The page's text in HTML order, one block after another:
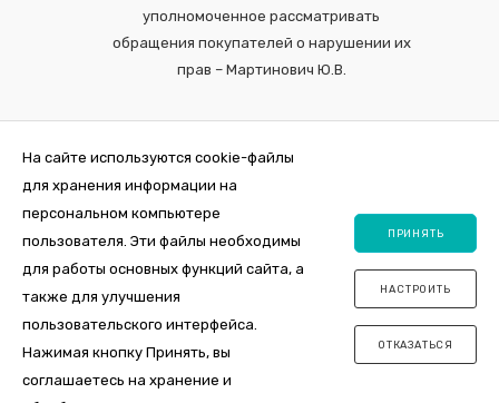
уполномоченное рассматривать
обращения покупателей о нарушении их
прав – Мартинович Ю.В.
2026 © Интернет-магазин VDOM.by Регистрация в торговом реестре
№464356 от 31 октября 2019. ООО "ПосудаЛэнд", юр.адрес 220012,
Республика Беларусь, г. Минск , ул. Толбухина, 2а, пом. 7, оф. пом. 26.
Свидетельство о государственной регистрации 0144163 от 11.10.2017,
УНП 192981385, Мингорисполком.
На сайте используются cookie-файлы
для хранения информации на
персональном компьютере
пользователя. Эти файлы необходимы
для работы основных функций сайта, а
также для улучшения
пользовательского интерфейса.
Нажимая кнопку Принять, вы
соглашаетесь на хранение и
ПРИНЯТЬ
НАСТРОИТЬ
ОТКАЗАТЬСЯ